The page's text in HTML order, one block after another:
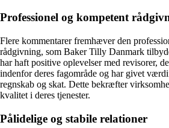
Professionel og kompetent
Flere kommentarer fremhæver den
rådgivning, som Baker Tilly Danmark
har haft positive oplevelser med revisorer,
indenfor deres fagområde og har givet
regnskab og skat. Dette bekræfter
kvalitet i deres tjenester.
Pålidelige og stabile relationer